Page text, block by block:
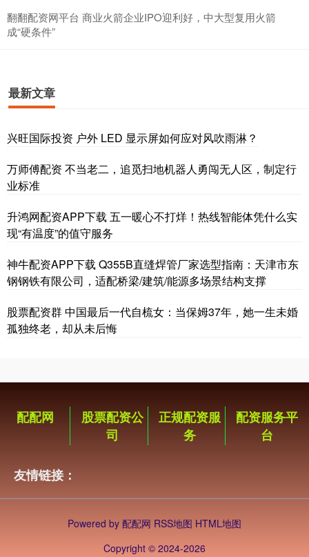
翻翻配资网平台 商业火箭企业IPO迎利好，中大型复用火箭
成“硬条件”
最新文章
兴旺国际投资 户外 LED 显示屏如何应对风吹雨淋？
万师傅配资 不当老二，追觅扫地机器人勇闯无人区，制定行
业标准
升鸿网配资APP下载 五一暖心不打烊！热线智能体凭什么实
现“有温度”的值守服务
神牛配资APP下载 Q355B直缝焊管厂家选型指南：天津市东
钢钢铁有限公司，适配桥梁/建筑/能源多场景结构支撑
股票配资群 中国最后一代自梳女：当保姆37年，她一生未婚
孤独终老，却从未后悔
配配网
股票配资公
司
正规配资服
务
配资服务平
台
友情链接：
Powered by 配配网 RSS地图 HTML地图
Copyright © 2024-2026